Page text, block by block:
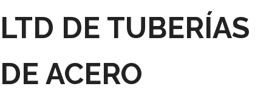
LTD DE TUBERÍAS
DE ACERO